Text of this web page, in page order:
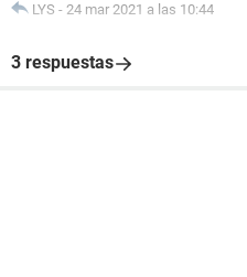
LYS - 24 mar 2021 a las 10:44
3 respuestas